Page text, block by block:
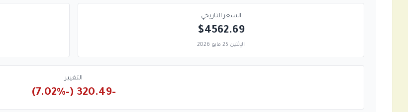
السعر التاريخي
$4562.69
الإثنين 25 مايو 2026
التغيير
-320.49 (-7.02%)